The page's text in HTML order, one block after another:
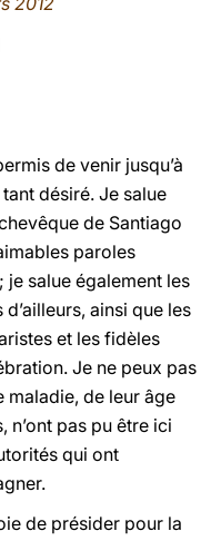
de venir jusqu’à
désiré. Je salue
de Santiago
paroles
je salue également les
ainsi que les
et les fidèles
Je ne peux pas
maladie, de leur âge
n’ont pas pu être ici
qui ont
de présider pour la